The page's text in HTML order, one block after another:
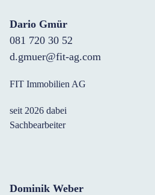
Dario Gmür
081 720 30 52
d.gmuer@fit-ag.com
FIT Immobilien AG
seit 2026 dabei
Sachbearbeiter
Dominik Weber